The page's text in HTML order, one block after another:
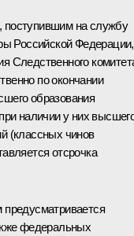
поступившим на службу
Российской Федерации,
Следственного
по окончании
образования
наличии у них
(классных чинов
отсрочка
федеральных